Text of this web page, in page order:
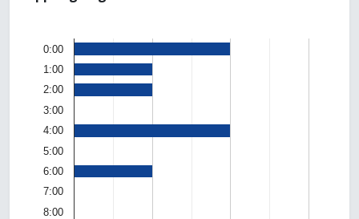
0:00
1:00
2:00
3:00
4:00
5:00
6:00
7:00
8:00